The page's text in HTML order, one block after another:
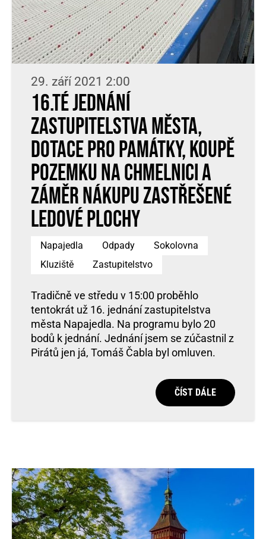
29. září 2021 2:00
16.té jednání
zastupitelstva města,
dotace pro památky, koupě
pozemku na Chmelnici a
záměr nákupu zastřešené
ledové plochy
Napajedla Odpady
Sokolovna
Kluziště
Zastupitelstvo
Tradičně ve středu v 15:00 proběhlo
tentokrát už 16. jednání zastupitelstva
města Napajedla. Na programu bylo 20
bodů k jednání. Jednání jsem se zúčastnil z
Pirátů jen já, Tomáš Čabla byl omluven.
ČÍST DÁLE